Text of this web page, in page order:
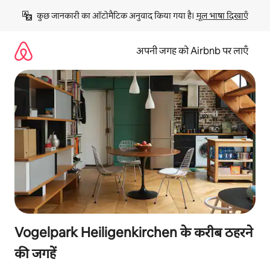
छोड़कर
कॉन्टेंट
कुछ जानकारी का ऑटोमैटिक अनुवाद किया गया है। मूल भाषा दिखाएँ
अपनी जगह को Airbnb पर लाएँ
Vogelpark Heiligenkirchen के करीब ठहरने
की जगहें